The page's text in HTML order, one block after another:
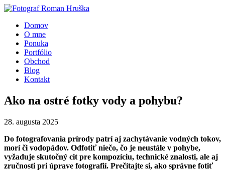
Domov
O mne
Ponuka
Portfólio
Obchod
Blog
Kontakt
Ako na ostré fotky vody a pohybu?
28. augusta 2025
Do fotografovania prírody patrí aj zachytávanie vodných tokov,
morí či vodopádov. Odfotiť niečo, čo je neustále v pohybe,
vyžaduje skutočný cit pre kompozíciu, technické znalosti, ale aj
zručnosti pri úprave fotografií. Prečítajte si, ako správne fotiť